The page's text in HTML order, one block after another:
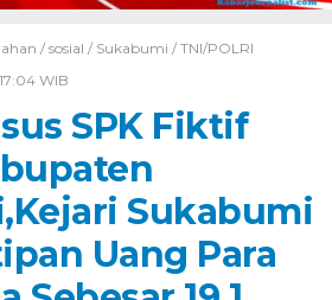
/ sosial / Sukabumi / TNI/POLRI
WIB
SPK Fiktif
Sukabumi
Uang Para